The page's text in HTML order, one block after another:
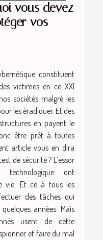
vous devez
vos
constituent
victimes en ce XXI
sociétés malgré les
les éradiquer. Et des
en payent le
être prêt à toutes
article vous en dira
de sécurité ? L’essor
technologique ont
vie. Et ce à tous les
des tâches qui
années. Mais
usent de cette
et faire du mal